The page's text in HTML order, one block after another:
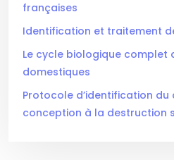
françaises
Identification et traitement
Le cycle biologique complet
domestiques
Protocole d’identification du
conception à la destruction